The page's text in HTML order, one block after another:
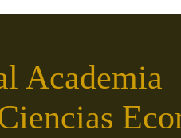
Academia